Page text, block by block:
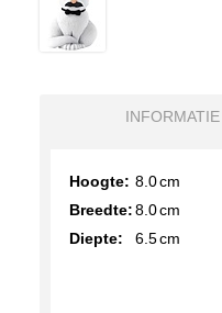
INFORMATIE
Hoogte: 8.0cm
Breedte:8.0cm
Diepte:
6.5cm